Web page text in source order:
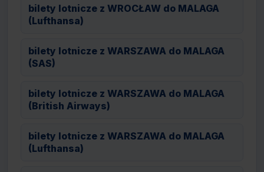
bilety lotnicze z WROCŁAW do MALAGA
(Lufthansa)
bilety lotnicze z WARSZAWA do MALAGA
(SAS)
bilety lotnicze z WARSZAWA do MALAGA
(British Airways)
bilety lotnicze z WARSZAWA do MALAGA
(Lufthansa)